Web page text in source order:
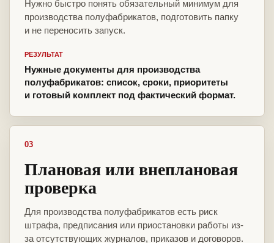
Нужно быстро понять обязательный минимум для
производства полуфабрикатов, подготовить папку
и не переносить запуск.
РЕЗУЛЬТАТ
Нужные документы для производства
полуфабрикатов: список, сроки, приоритеты
и готовый комплект под фактический формат.
03
Плановая или внеплановая
проверка
Для производства полуфабрикатов есть риск
штрафа, предписания или приостановки работы из-
за отсутствующих журналов, приказов и договоров.